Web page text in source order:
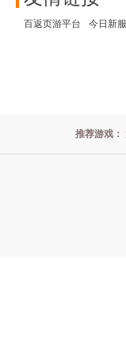
百返页游平台 今日新
推荐游戏：